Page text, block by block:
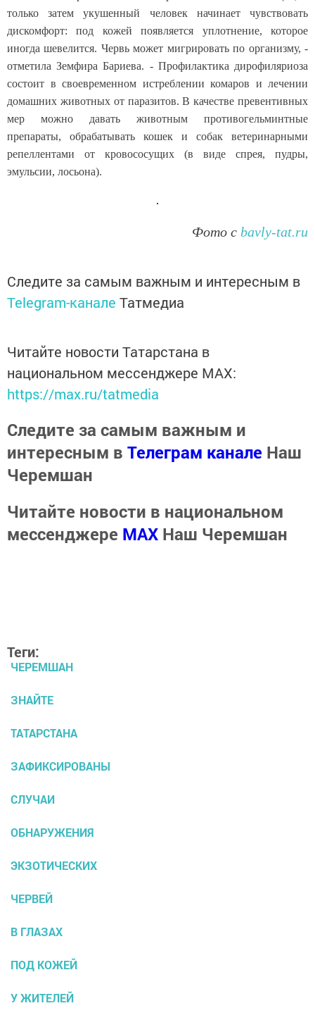
только затем укушенный человек начинает чувствовать
дискомфорт: под кожей появляется уплотнение, которое
иногда шевелится. Червь может мигрировать по организму, -
отметила Земфира Бариева. - Профилактика дирофиляриоза
состоит в своевременном истреблении комаров и лечении
домашних животных от паразитов. В качестве превентивных
мер можно давать животным противогельминтные
препараты, обрабатывать кошек и собак ветеринарными
репеллентами от кровососущих (в виде спрея, пудры,
эмульсии, лосьона).
Фото с bavly-tat.ru
Следите за самым важным и интересным в
Telegram-канале Татмедиа
Читайте новости Татарстана в
национальном мессенджере MАХ:
https://max.ru/tatmedia
Следите за самым важным и
интересным в Телеграм канале Наш
Черемшан
Читайте новости в национальном
мессенджере MАХ Наш Черемшан
Теги:
ЧЕРЕМШАН
ЗНАЙТЕ
ТАТАРСТАНА
ЗАФИКСИРОВАНЫ
СЛУЧАИ
ОБНАРУЖЕНИЯ
ЭКЗОТИЧЕСКИХ
ЧЕРВЕЙ
В ГЛАЗАХ
ПОД КОЖЕЙ
У ЖИТЕЛЕЙ